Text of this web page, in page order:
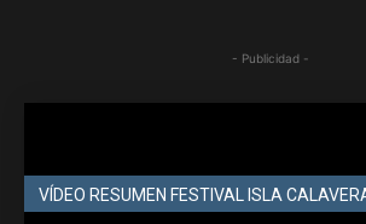
- Publicidad -
VÍDEO RESUMEN FESTIVAL ISLA